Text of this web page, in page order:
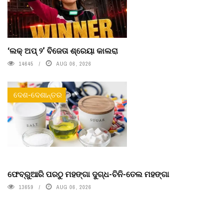
‘ଲକ୍ ଅପ୍ ୨’ ବିଜେତା ଶ୍ରେୟା କାଲରା
14645 AUG 06, 2026
ଦେଶ-ଦେଶାନ୍ତର
ଫେବ୍ରୁଆରି ପରଠୁ ମହଙ୍ଗା ଦୁଗ୍ଧ-ଚିନି-ତେଲ ମହଙ୍ଗା
13659 AUG 06, 2026